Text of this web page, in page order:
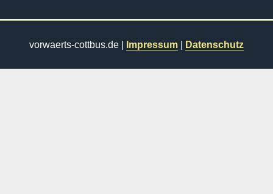
vorwaerts-cottbus.de | Impressum Datenschutz